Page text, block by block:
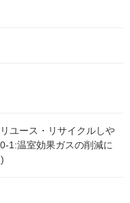
ユース・リサイクルしや
1:温室効果ガスの削減に